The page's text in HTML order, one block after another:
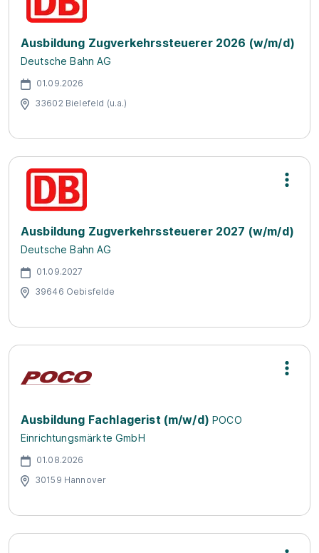
Ausbildung Zugverkehrssteuerer 2026 (w/m/d)
Deutsche Bahn AG
01.09.2026
33602 Bielefeld (u.a.)
Ausbildung Zugverkehrssteuerer 2027 (w/m/d)
Deutsche Bahn AG
01.09.2027
39646 Oebisfelde
Ausbildung Fachlagerist (m/w/d) POCO
Einrichtungsmärkte GmbH
01.08.2026
30159 Hannover